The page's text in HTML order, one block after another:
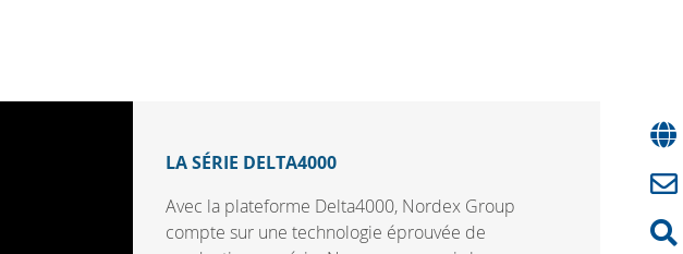
LA SÉRIE DELTA4000
Avec la plateforme Delta4000, Nordex Group
compte sur une technologie éprouvée de